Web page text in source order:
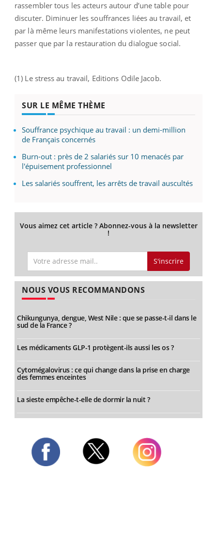
rassembler tous les acteurs autour d’une table pour
discuter. Diminuer les souffrances liées au travail, et
par là même leurs manifestations violentes, ne peut
passer que par la restauration du dialogue social.
(1) Le stress au travail, Editions Odile Jacob.
SUR LE MÊME THÈME
Souffrance psychique au travail : un demi-million
de Français concernés
Burn-out : près de 2 salariés sur 10 menacés par
l'épuisement professionnel
Les salariés souffrent, les arrêts de travail auscultés
Vous aimez cet article ? Abonnez-vous à la newsletter
!
S'inscrire
NOUS VOUS RECOMMANDONS
Chikungunya, dengue, West Nile : que se passe-t-il dans le
sud de la France ?
Les médicaments GLP-1 protègent-ils aussi les os ?
Cytomégalovirus : ce qui change dans la prise en charge
des femmes enceintes
La sieste empêche-t-elle de dormir la nuit ?